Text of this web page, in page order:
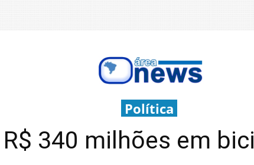
Política
340 milhões em